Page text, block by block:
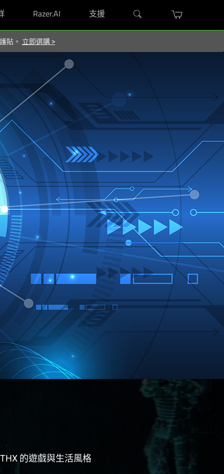
Razer.AI 支援
貼。 立即選購 >
的遊戲與生活風格